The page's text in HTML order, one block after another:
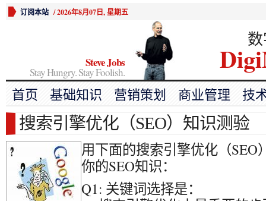
订阅本站 /2026年8月07日, 星期五
Steve Jobs
Stay Hungry. Stay Foolish.
首页 基础知识 营销策划 商业管理 技
搜索引擎优化（SEO）知识测验
用下面的搜索引擎优化（SEO
你的SEO知识：
Q1: 关键词选择是：